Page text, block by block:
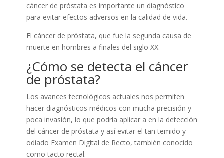
cáncer de próstata es importante un diagnóstico
para evitar efectos adversos en la calidad de vida.
El cáncer de próstata, que fue la segunda causa de
muerte en hombres a finales del siglo XX.
¿Cómo se detecta el cáncer
de próstata?
Los avances tecnológicos actuales nos permiten
hacer diagnósticos médicos con mucha precisión y
poca invasión, lo que podría aplicar a en la detección
del cáncer de próstata y así evitar el tan temido y
odiado Examen Digital de Recto, también conocido
como tacto rectal.